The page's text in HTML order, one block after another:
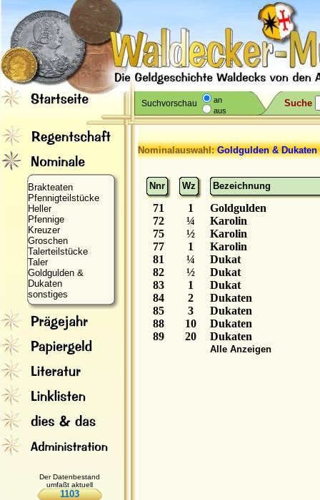
Suchvorschau
an
aus
Suche
Brakteaten
Pfennigteilstücke
Heller
Pfennige
Kreuzer
Groschen
Talerteilstücke
Taler
Goldgulden &
Dukaten
sonstiges
Der Datenbestand
umfaßt aktuell
1103
Nominalauswahl:Goldgulden & Dukaten
Nnr Wz Bezeichnung
71 1
Goldgulden
72
¼
Karolin
75
½
Karolin
77
1
Karolin
81
¼
Dukat
82
½
Dukat
83
1
Dukat
84
2
Dukaten
85
3
Dukaten
88
10
Dukaten
89
20 Dukaten
Alle Anzeigen